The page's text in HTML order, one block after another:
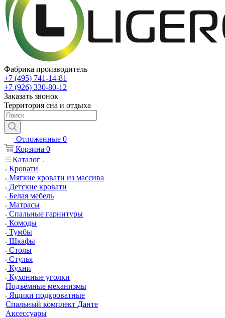
Фабрика производитель
+7 (495) 741-14-81
+7 (926) 330-80-12
Заказать звонок
Территория сна и отдыха
Отложенные 0
Корзина 0
Каталог
Кровати
Мягкие кровати из массива
Детские кровати
Белая мебель
Матрасы
Спальные гарнитуры
Комоды
Тумбы
Шкафы
Столы
Стулья
Кухни
Кухонные уголки
Подъёмные механизмы
Ящики подкроватные
Спальный комплект Данте
Аксессуары